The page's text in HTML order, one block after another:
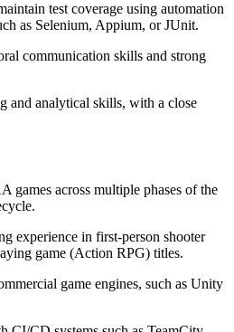
test coverage using automation
as Selenium, Appium, or JUnit.
communication skills and strong
and analytical skills, with a close
games across multiple phases of the
experience in first-person shooter
game (Action RPG) titles.
game engines, such as Unity